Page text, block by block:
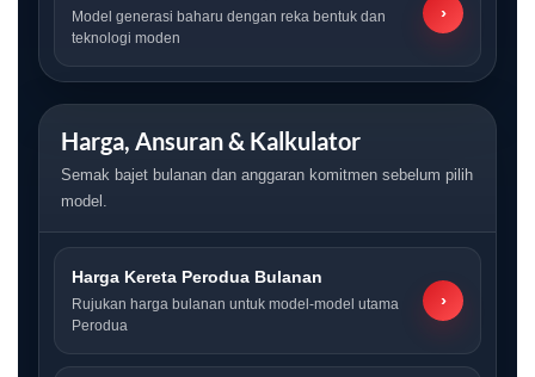
Model generasi baharu dengan reka bentuk dan
teknologi moden
›
Harga, Ansuran & Kalkulator
Semak bajet bulanan dan anggaran komitmen sebelum pilih
model.
Harga Kereta Perodua Bulanan
Rujukan harga bulanan untuk model-model utama
Perodua
›